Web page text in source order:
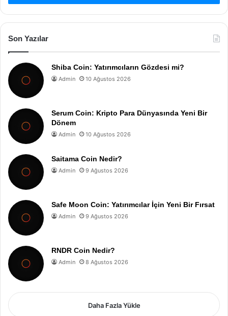
Son Yazılar
Shiba Coin: Yatırımcıların Gözdesi mi?
Admin 10 Ağustos 2026
Serum Coin: Kripto Para Dünyasında Yeni Bir
Dönem
Admin 10 Ağustos 2026
Saitama Coin Nedir?
Admin 9 Ağustos 2026
Safe Moon Coin: Yatırımcılar İçin Yeni Bir Fırsat
Admin 9 Ağustos 2026
RNDR Coin Nedir?
Admin 8 Ağustos 2026
Daha Fazla Yükle